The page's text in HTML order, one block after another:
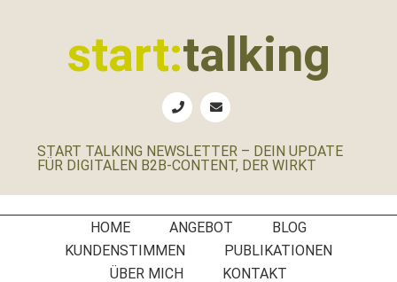
start:talking
B2B-
Social
Media
Manager
START TALKING NEWSLETTER – DEIN UPDATE
FÜR DIGITALEN B2B-CONTENT, DER WIRKT
HOME ANGEBOT
BLOG
KUNDENSTIMMEN
PUBLIKATIONEN
ÜBER MICH
KONTAKT